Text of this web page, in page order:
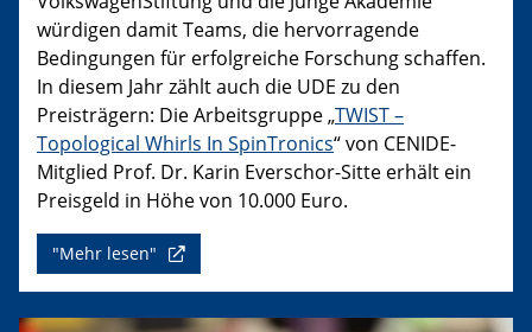
würdigen damit Teams, die hervorragende
Bedingungen für erfolgreiche Forschung schaffen.
In diesem Jahr zählt auch die UDE zu den
Preisträgern: Die Arbeitsgruppe „TWIST –
Topological Whirls In SpinTronics“ von CENIDE-
Mitglied Prof. Dr. Karin Everschor-Sitte erhält ein
Preisgeld in Höhe von 10.000 Euro.
"Mehr lesen"